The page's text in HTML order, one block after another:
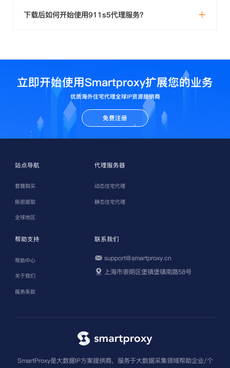
下载后如何开始使用911s5代理服务？
立即开始使用Smartproxy扩展您的业务
优质海外住宅代理全球IP资源提供商
免费注册
站点导航
套餐购买
账密提取
全球地区
代理服务器
动态住宅代理
静态住宅代理
帮助支持
帮助中心
关于我们
服务条款
联系我们
support@smartproxy.cn
上海市崇明区堡镇堡镇南路58号
SmartProxy是大数据IP方案提供商，服务于大数据采集领域帮助企业/个